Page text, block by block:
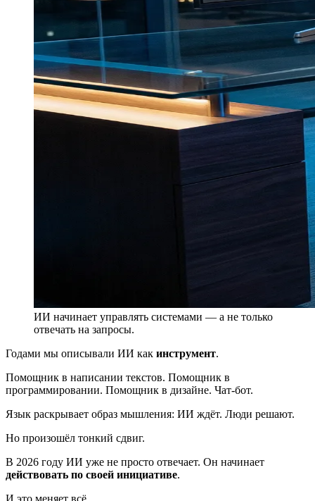
ИИ начинает управлять системами — а не только
отвечать на запросы.
Годами мы описывали ИИ как инструмент.
Помощник в написании текстов. Помощник в
программировании. Помощник в дизайне. Чат-бот.
Язык раскрывает образ мышления: ИИ ждёт. Люди решают.
Но произошёл тонкий сдвиг.
В 2026 году ИИ уже не просто отвечает. Он начинает
действовать по своей инициативе.
И это меняет всё.